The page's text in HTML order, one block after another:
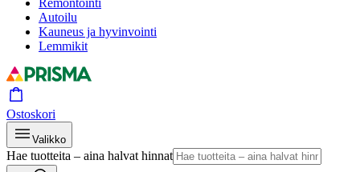
Remontointi
Autoilu
Kauneus ja hyvinvointi
Lemmikit
Ostoskori
Valikko
Hae tuotteita – aina halvat hinnat